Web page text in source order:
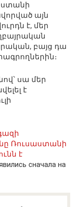
այն
է, մեր
բայց դա
սա մեր
է
Ռուսաստանի
է
сначала на